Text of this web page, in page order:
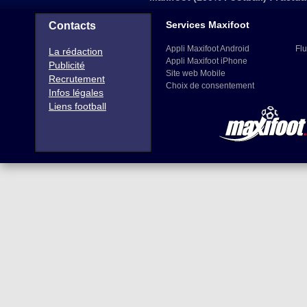
Contacts
La rédaction
Publicité
Recrutement
Infos légales
Liens football
Services Maxifoot
Appli Maxifoot Android
Appli Maxifoot iPhone
Site web Mobile
Choix de consentement